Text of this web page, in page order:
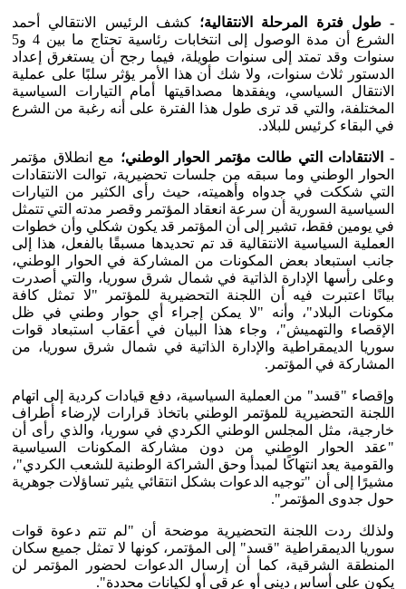
- طول فترة المرحلة الانتقالية؛ كشف الرئيس الانتقالي أحمد
الشرع أن مدة الوصول إلى انتخابات رئاسية تحتاج ما بين 4 و5
سنوات وقد تمتد إلى سنوات طويلة، فيما رجح أن يستغرق إعداد
الدستور ثلاث سنوات، ولا شك أن هذا الأمر يؤثر سلبًا على عملية
الانتقال السياسي، ويفقدها مصداقيتها أمام التيارات السياسية
المختلفة، والتي قد ترى طول هذا الفترة على أنه رغبة من الشرع
في البقاء كرئيس للبلاد.
- الانتقادات التي طالت مؤتمر الحوار الوطني؛ مع انطلاق مؤتمر
الحوار الوطني وما سبقه من جلسات تحضيرية، توالت الانتقادات
التي شككت في جدواه وأهميته، حيث رأى الكثير من التيارات
السياسية السورية أن سرعة انعقاد المؤتمر وقصر مدته التي تتمثل
في يومين فقط، تشير إلى أن المؤتمر قد يكون شكلي وأن خطوات
العملية السياسية الانتقالية قد تم تحديدها مسبقًا بالفعل، هذا إلى
جانب استبعاد بعض المكونات من المشاركة في الحوار الوطني،
وعلى رأسها الإدارة الذاتية في شمال شرق سوريا، والتي أصدرت
بيانًا اعتبرت فيه أن اللجنة التحضيرية للمؤتمر "لا تمثل كافة
مكونات البلاد"، وأنه "لا يمكن إجراء أي حوار وطني في ظل
الإقصاء والتهميش"، وجاء هذا البيان في أعقاب استبعاد قوات
سوريا الديمقراطية والإدارة الذاتية في شمال شرق سوريا، من
المشاركة في المؤتمر.
وإقصاء "قسد" من العملية السياسية، دفع قيادات كردية إلى اتهام
اللجنة التحضيرية للمؤتمر الوطني باتخاذ قرارات لإرضاء أطراف
خارجية، مثل المجلس الوطني الكردي في سوريا، والذي رأى أن
"عقد الحوار الوطني من دون مشاركة المكونات السياسية
والقومية يعد انتهاكًا لمبدأ وحق الشراكة الوطنية للشعب الكردي"،
مشيرًا إلى أن "توجيه الدعوات بشكل انتقائي يثير تساؤلات جوهرية
حول جدوى المؤتمر".
ولذلك ردت اللجنة التحضيرية موضحة أن "لم تتم دعوة قوات
سوريا الديمقراطية "قسد" إلى المؤتمر، كونها لا تمثل جميع سكان
المنطقة الشرقية، كما أن إرسال الدعوات لحضور المؤتمر لن
يكون على أساس ديني أو عرقي أو لكيانات محددة".